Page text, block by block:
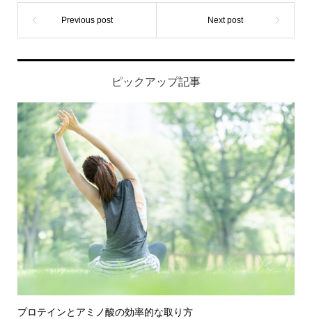
ピックアップ記事
プロテインとアミノ酸の効率的な取り方